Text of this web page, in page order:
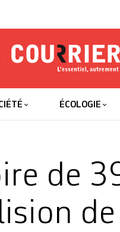
ÉCOLOGIE
de